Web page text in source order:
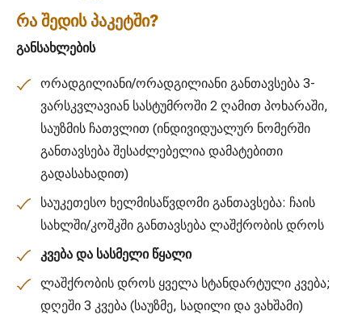
რა შედის პაკეტში?
განსახლების
ორადგილიანი/ორადგილიანი განთავსება 3-
ვარსკვლავიან სასტუმროში 2 ღამით პოხარაში,
საუზმის ჩათვლით (ინდივიდუალურ ნომერში
განთავსება შესაძლებელია დამატებითი
გადასახადით)
საუკეთესო ხელმისაწვდომი განთავსება: ჩაის
სახლში/კოშკში განთავსება ლაშქრობის დროს
კვება და სასმელი წყალი
ლაშქრობის დროს ყველა სტანდარტული კვება;
დღეში 3 კვება (საუზმე, სადილი და ვახშამი)